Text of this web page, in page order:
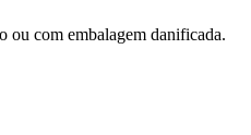
ou com embalagem danificada.